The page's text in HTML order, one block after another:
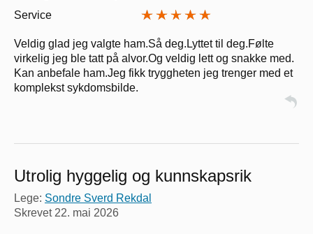
Service
Veldig glad jeg valgte ham.Så deg.Lyttet til deg.Følte
virkelig jeg ble tatt på alvor.Og veldig lett og snakke med.
Kan anbefale ham.Jeg fikk tryggheten jeg trenger med et
komplekst sykdomsbilde.
Utrolig hyggelig og kunnskapsrik
Lege: Sondre Sverd Rekdal
Skrevet 22. mai 2026